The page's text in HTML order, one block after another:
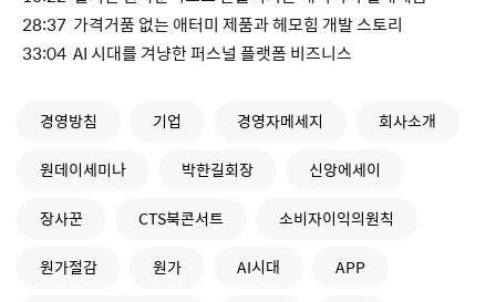
28:37 가격거품 없는 애터미 제품과 헤모힘 개발 스토리
33:04 AI 시대를 겨냥한 퍼스널 플랫폼 비즈니스
경영방침 기업 경영자메세지
회사소개
원데이세미나
박한길회장
신앙에세이
장사꾼
CTS북콘서트
소비자이익의원칙
원가절감
원가 AI시대
APP